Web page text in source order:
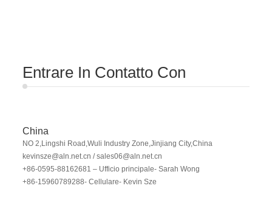
Entrare In Contatto Con
China
NO 2,Lingshi Road,Wuli Industry Zone,Jinjiang City,China
kevinsze@aln.net.cn / sales06@aln.net.cn
+86-0595-88162681 – Ufficio principale- Sarah Wong
+86-15960789288- Cellulare- Kevin Sze